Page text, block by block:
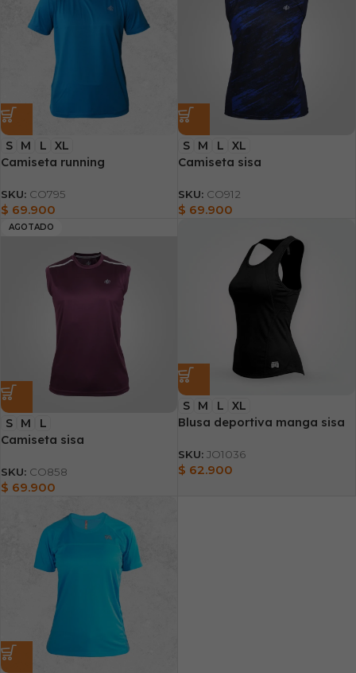
S M L XL
Camiseta running
SKU: CO795
$ 69.900
S M L XL
Camiseta sisa
SKU: CO912
$ 69.900
AGOTADO
S M L
Camiseta sisa
SKU: CO858
$ 69.900
S M L XL
Blusa deportiva manga sisa
SKU:JO1036
$ 62.900